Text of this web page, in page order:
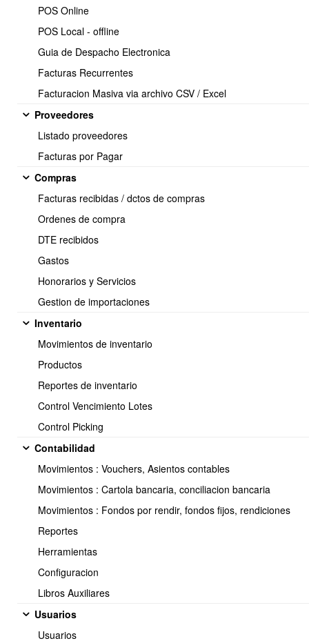
POS Online
POS Local - offline
Guia de Despacho Electronica
Facturas Recurrentes
Facturacion Masiva via archivo CSV / Excel
Proveedores
Listado proveedores
Facturas por Pagar
Compras
Facturas recibidas / dctos de compras
Ordenes de compra
DTE recibidos
Gastos
Honorarios y Servicios
Gestion de importaciones
Inventario
Movimientos de inventario
Productos
Reportes de inventario
Control Vencimiento Lotes
Control Picking
Contabilidad
Movimientos : Vouchers, Asientos contables
Movimientos : Cartola bancaria, conciliacion bancaria
Movimientos : Fondos por rendir, fondos fijos, rendiciones
Reportes
Herramientas
Configuracion
Libros Auxiliares
Usuarios
Usuarios
5.- Aceptacion Reclamo de un DTE
6.- Acuse de recibo aceptar y rechazar Dte recibido
7.- Liberar DTE Recibido ingresado al libro de compras
8.- Importar XML DTE Recibido manualmente
9.- Ingresar DTE via RESUMEN (DteSin xmls)
E-mail: soporte@obuma.cl
Horario de soporte:
Lunes a Viernes De 08:00 a 16:00 hrs